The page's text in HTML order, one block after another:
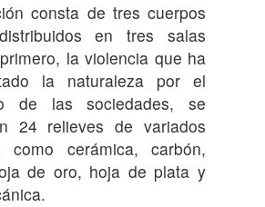
consta de tres cuerpos
en tres salas
la violencia que ha
la naturaleza por el
de las sociedades, se
24 relieves de variados
como cerámica, carbón,
de oro, hoja de plata y